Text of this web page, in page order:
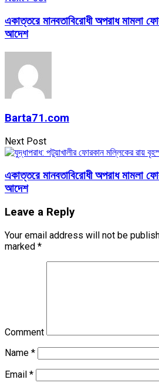
একাত্তরে মানবতাবিরোধী অপরাধ মামলা
আদেশ
Barta71.com
Next Post
একাত্তরে মানবতাবিরোধী অপরাধ মামলা
আদেশ
Leave a Reply
Your email address will not be
marked *
Comment
Name *
Email *